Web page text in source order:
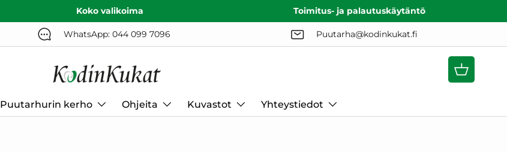
Koko valikoima Toimitus- ja palautuskäytäntö
WhatsApp: 044 099 7096 Puutarha@kodinkukat.fi
Ostoskori
Puutarhurin kerho Ohjeita Kuvastot Yhteystiedot